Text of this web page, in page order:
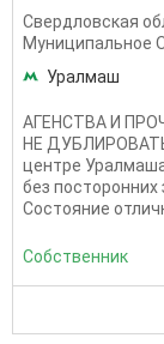
Свердловская
Муниципальное
Уралмаш
АГЕНСТВА И
НЕ
центре
без
Состояние
Собственник